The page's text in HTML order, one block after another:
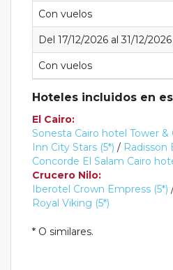
Con vuelos
Del 17/12/2026 al 31/12/2026
Con vuelos
Hoteles incluidos en
El Cairo:
Sonesta Cairo hotel Tower &
Inn City Stars (5*) / Radisson
Concorde El Salam Cairo
Crucero Nilo:
Iberotel Crown Empress (5*)
Royal Viking (5*)
* O similares.